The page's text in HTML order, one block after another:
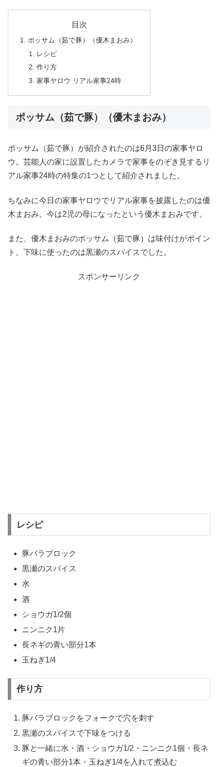
目次
ポッサム（茹で豚）（優木まおみ）
レシピ
作り方
家事ヤロウ リアル家事24時
ポッサム（茹で豚）（優木まおみ）
ポッサム（茹で豚）が紹介されたのは6月3日の家事ヤロ
ウ。芸能人の家に設置したカメラで家事をのぞき見するリ
アル家事24時の特集の1つとして紹介されました。
ちなみに今日の家事ヤロウでリアル家事を披露したのは優
木まおみ。今は2児の母になったという優木まおみです。
また、優木まおみのポッサム（茹で豚）は味付けがポイン
ト。下味に使ったのは黒瀬のスパイスでした。
スポンサーリンク
レシピ
豚バラブロック
黒瀬のスパイス
水
酒
ショウガ1/2個
ニンニク1片
長ネギの青い部分1本
玉ねぎ1/4
作り方
豚バラブロックをフォークで穴を刺す
黒瀬のスパイスで下味をつける
豚と一緒に水・酒・ショウガ1/2・ニンニク1個・長ネ
ギの青い部分1本・玉ねぎ1/4を入れて煮込む